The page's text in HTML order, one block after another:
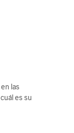
las
es su